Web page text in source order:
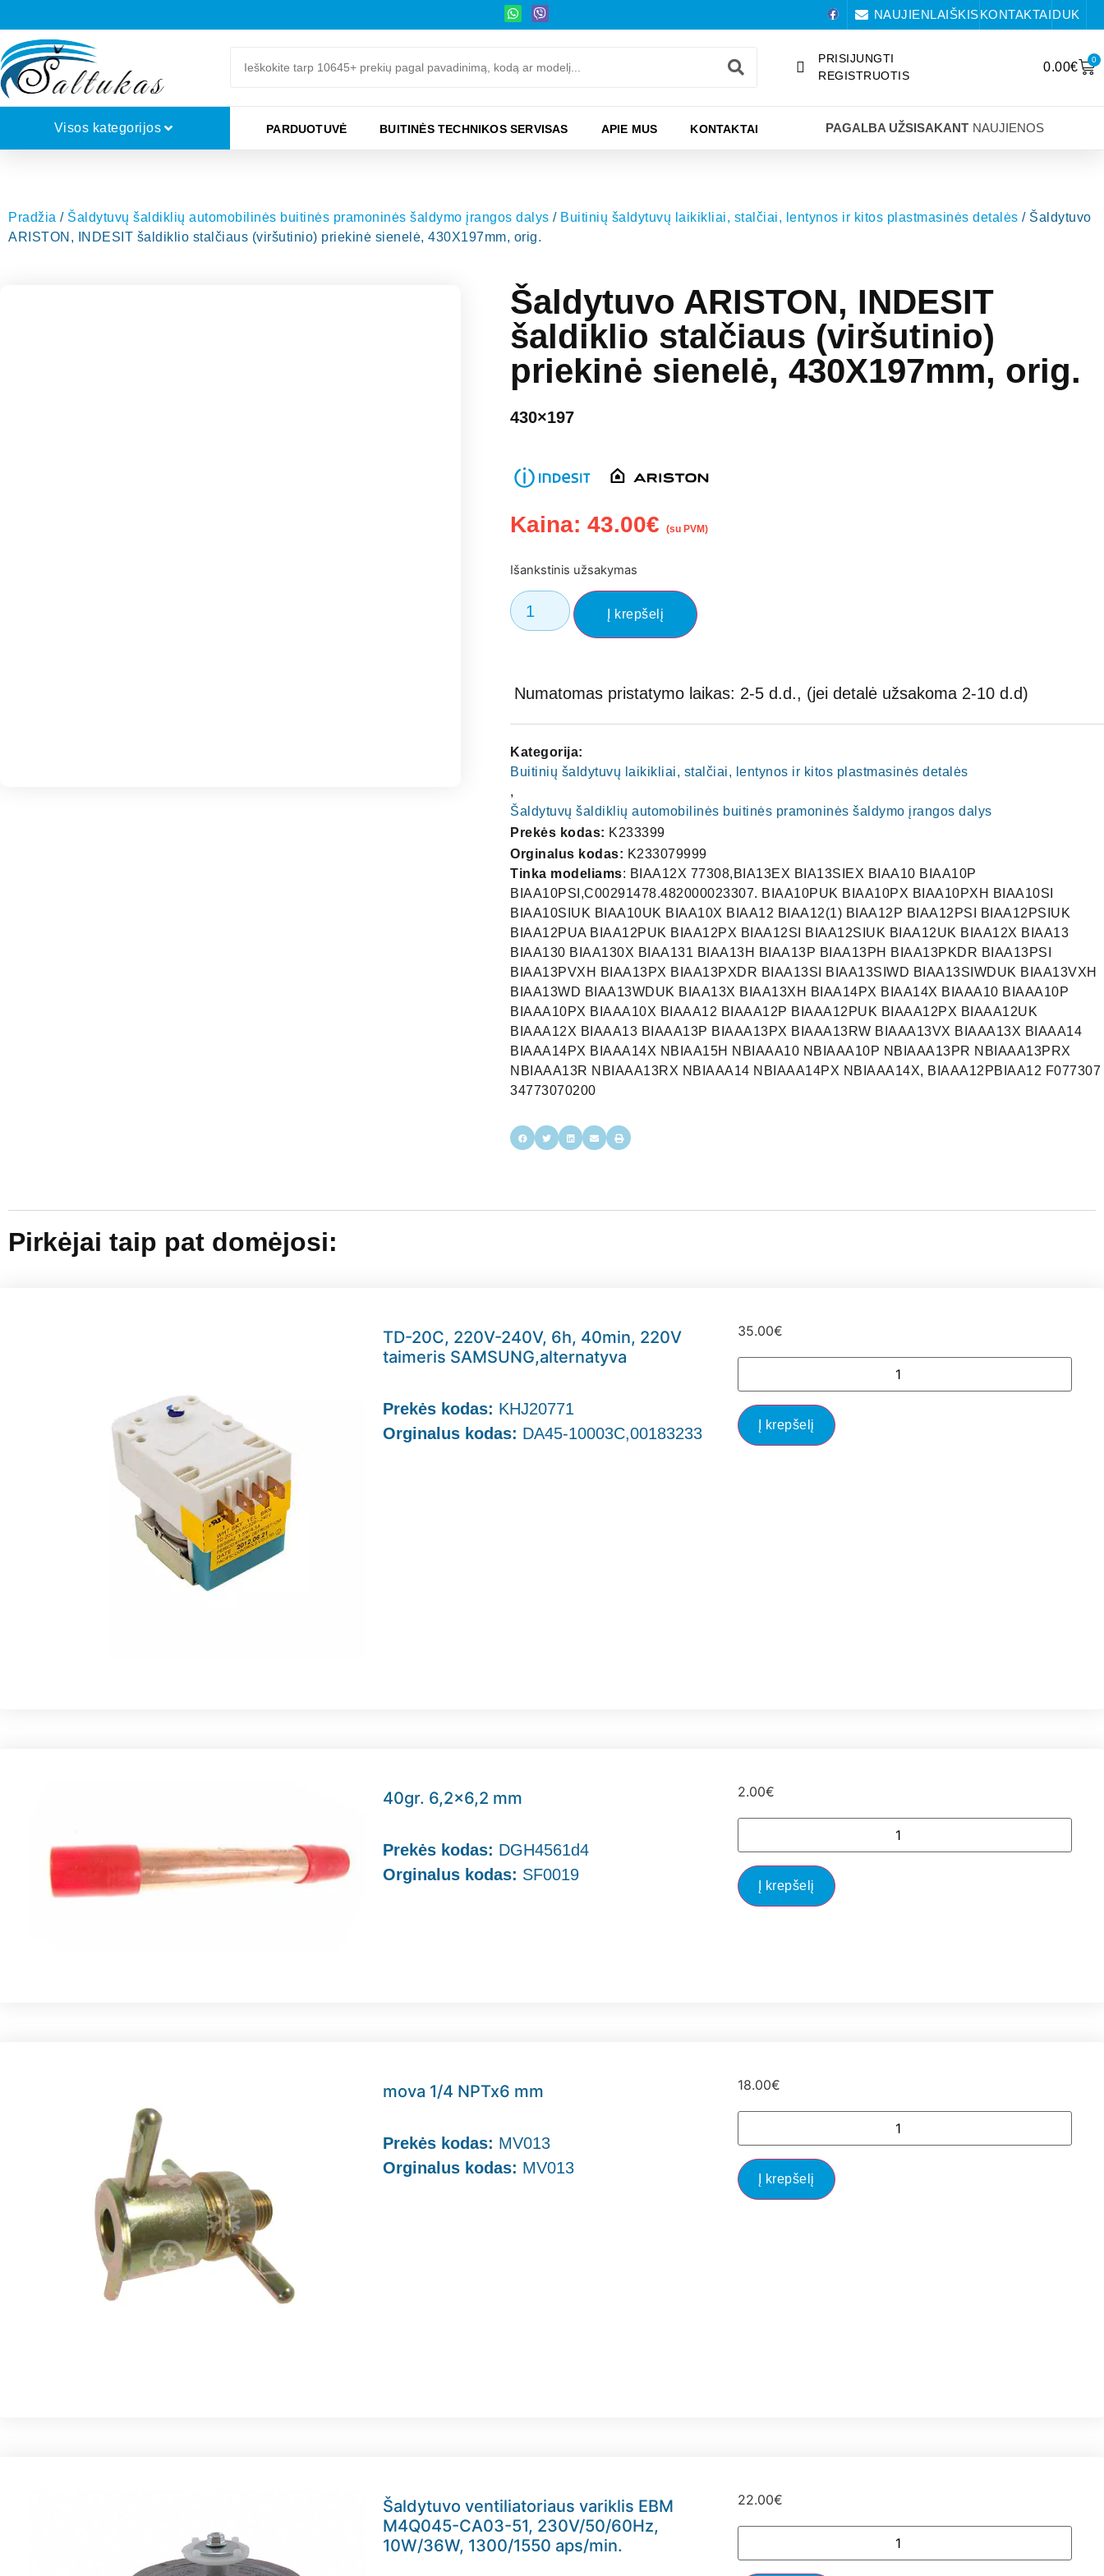
NAUJIENLAIŠKISKONTAKTAIDUK
PRISIJUNGTI
REGISTRUOTIS
0.00€
0
Visos kategorijos PARDUOTUVĖ BUITINĖS TECHNIKOS SERVISAS APIE MUS KONTAKTAI PAGALBA UŽSISAKANT NAUJIENOS
Pradžia / Šaldytuvų šaldiklių automobilinės buitinės pramoninės šaldymo įrangos dalys / Buitinių šaldytuvų laikikliai, stalčiai, lentynos ir kitos plastmasinės detalės / Šaldytuvo
ARISTON, INDESIT šaldiklio stalčiaus (viršutinio) priekinė sienelė, 430X197mm, orig.
Šaldytuvo ARISTON, INDESIT
šaldiklio stalčiaus (viršutinio)
priekinė sienelė, 430X197mm, orig.
430×197
Kaina:43.00€ (su PVM)
Išankstinis užsakymas
Į krepšelį
Numatomas pristatymo laikas: 2-5 d.d., (jei detalė užsakoma 2-10 d.d)
Kategorija:
Buitinių šaldytuvų laikikliai, stalčiai, lentynos ir kitos plastmasinės detalės
,
Šaldytuvų šaldiklių automobilinės buitinės pramoninės šaldymo įrangos dalys
Prekės kodas: K233399
Orginalus kodas: K233079999
Tinka modeliams: BIAA12X 77308,BIA13EX BIA13SIEX BIAA10 BIAA10P
BIAA10PSI,C00291478.482000023307. BIAA10PUK BIAA10PX BIAA10PXH BIAA10SI
BIAA10SIUK BIAA10UK BIAA10X BIAA12 BIAA12(1) BIAA12P BIAA12PSI BIAA12PSIUK
BIAA12PUA BIAA12PUK BIAA12PX BIAA12SI BIAA12SIUK BIAA12UK BIAA12X BIAA13
BIAA130 BIAA130X BIAA131 BIAA13H BIAA13P BIAA13PH BIAA13PKDR BIAA13PSI
BIAA13PVXH BIAA13PX BIAA13PXDR BIAA13SI BIAA13SIWD BIAA13SIWDUK BIAA13VXH
BIAA13WD BIAA13WDUK BIAA13X BIAA13XH BIAA14PX BIAA14X BIAAA10 BIAAA10P
BIAAA10PX BIAAA10X BIAAA12 BIAAA12P BIAAA12PUK BIAAA12PX BIAAA12UK
BIAAA12X BIAAA13 BIAAA13P BIAAA13PX BIAAA13RW BIAAA13VX BIAAA13X BIAAA14
BIAAA14PX BIAAA14X NBIAA15H NBIAAA10 NBIAAA10P NBIAAA13PR NBIAAA13PRX
NBIAAA13R NBIAAA13RX NBIAAA14 NBIAAA14PX NBIAAA14X, BIAAA12PBIAA12 F077307
34773070200
Pirkėjai taip pat domėjosi:
TD-20C, 220V-240V, 6h, 40min, 220V
taimeris SAMSUNG,alternatyva
Prekės kodas: KHJ20771
Orginalus kodas: DA45-10003C,00183233
35.00€
Į krepšelį
40gr. 6,2×6,2 mm
Prekės kodas: DGH4561d4
Orginalus kodas: SF0019
2.00€
Į krepšelį
mova 1/4 NPTx6 mm
Prekės kodas: MV013
Orginalus kodas: MV013
18.00€
Į krepšelį
Šaldytuvo ventiliatoriaus variklis EBM
M4Q045-CA03-51, 230V/50/60Hz,
10W/36W, 1300/1550 aps/min.
22.00€